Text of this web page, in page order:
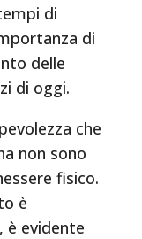
di
di
delle
di oggi.
che
non sono
fisico.
è
evidente